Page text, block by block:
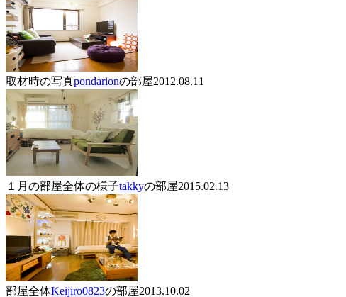
取材時の写真pondarionの部屋2012.08.11
１月の部屋全体の様子takkyの部屋2015.02.13
部屋全体Keijiro0823の部屋2013.10.02